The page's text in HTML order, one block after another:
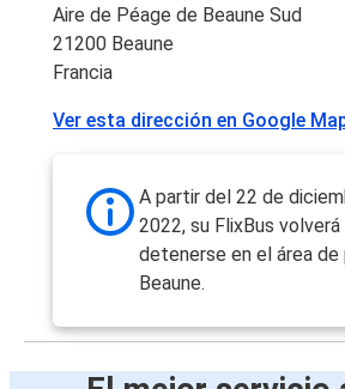
Aire de Péage de Beaune Sud
21200 Beaune
Francia
Ver esta dirección en Google
A partir del 22 de
2022, su FlixBus volverá
detenerse en el área de
Beaune.